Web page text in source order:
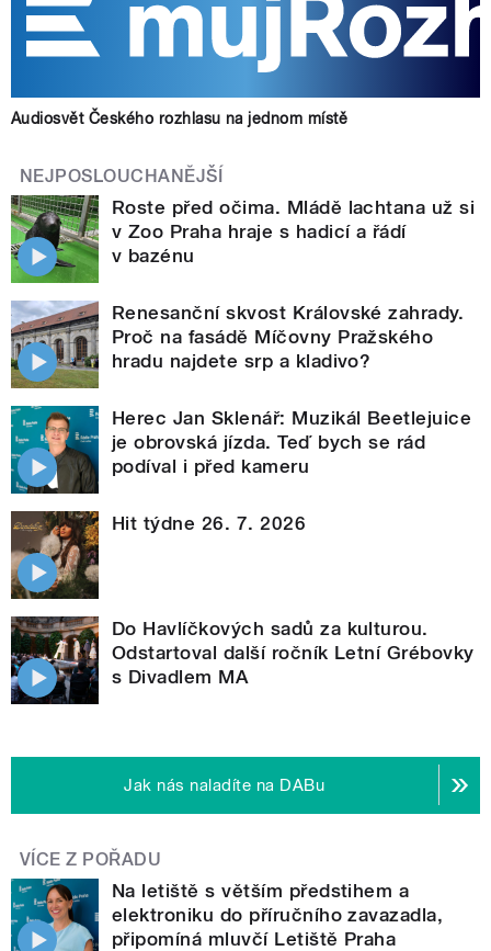
Audiosvět Českého rozhlasu na jednom místě
NEJPOSLOUCHANĚJŠÍ
Roste před očima. Mládě lachtana už si
v Zoo Praha hraje s hadicí a řádí
v bazénu
Renesanční skvost Královské zahrady.
Proč na fasádě Míčovny Pražského
hradu najdete srp a kladivo?
Herec Jan Sklenář: Muzikál Beetlejuice
je obrovská jízda. Teď bych se rád
podíval i před kameru
Hit týdne 26. 7. 2026
Do Havlíčkových sadů za kulturou.
Odstartoval další ročník Letní Grébovky
s Divadlem MA
Jak nás naladíte na DABu
VÍCE Z POŘADU
Na letiště s větším předstihem a
elektroniku do příručního zavazadla,
připomíná mluvčí Letiště Praha